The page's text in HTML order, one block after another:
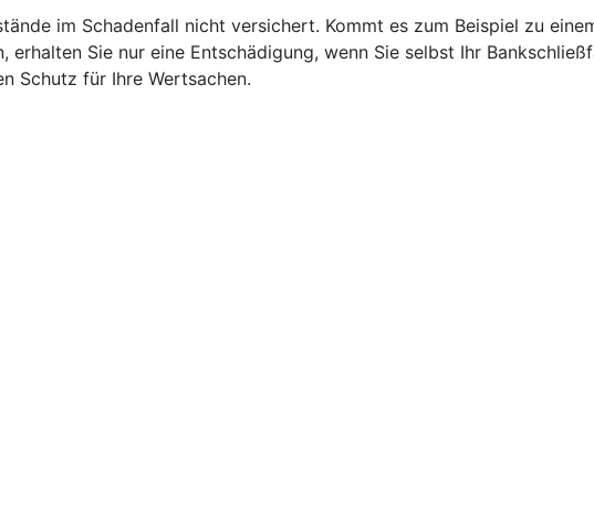
im Schadenfall nicht versichert. Kommt es zum Beispiel zu
Sie nur eine Entschädigung, wenn Sie selbst Ihr
Schutz für Ihre Wertsachen.